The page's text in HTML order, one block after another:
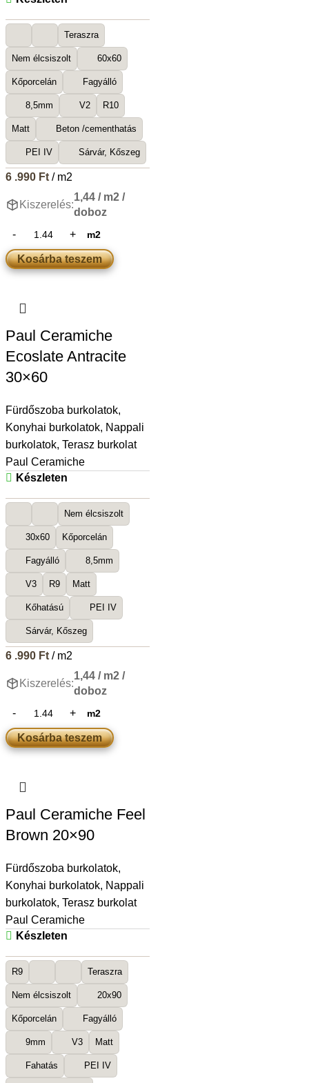
Teraszra
Nem élcsiszolt 60x60
Kőporcelán Fagyálló
8,5mm V2 R10
Matt Beton /cementhatás
PEI IV Sárvár, Kőszeg
6 .990 Ft/ m2
Kiszerelés:
1,44 / m2 /
doboz
m2
Kosárba teszem
Paul Ceramiche
Ecoslate Antracite
30×60
Fürdőszoba burkolatok,
Konyhai burkolatok, Nappali
burkolatok, Terasz burkolat
Paul Ceramiche
Készleten
Nem élcsiszolt
30x60 Kőporcelán
Fagyálló 8,5mm
V3 R9 Matt
Kőhatású PEI IV
Sárvár, Kőszeg
6 .990 Ft/ m2
Kiszerelés:
1,44 / m2 /
doboz
m2
Kosárba teszem
Paul Ceramiche Feel
Brown 20×90
Fürdőszoba burkolatok,
Konyhai burkolatok, Nappali
burkolatok, Terasz burkolat
Paul Ceramiche
Készleten
R9 Teraszra
Nem élcsiszolt 20x90
Kőporcelán Fagyálló
9mm V3 Matt
Fahatás PEI IV